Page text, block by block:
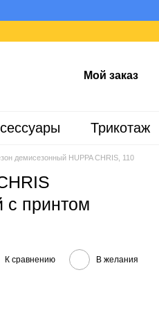
Мой заказ
Трикотаж
демисезонный HUPPA CHRIS, 110
с принтом
К сравнению В желания